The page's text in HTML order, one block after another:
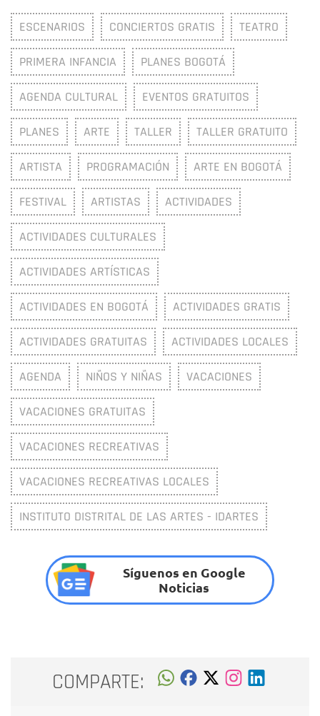
ESCENARIOS CONCIERTOS GRATIS TEATRO
PRIMERA INFANCIA PLANES BOGOTÁ
AGENDA CULTURAL EVENTOS GRATUITOS
PLANES ARTE TALLER TALLER GRATUITO
ARTISTA PROGRAMACIÓN ARTE EN BOGOTÁ
FESTIVAL ARTISTAS ACTIVIDADES
ACTIVIDADES CULTURALES
ACTIVIDADES ARTÍSTICAS
ACTIVIDADES EN BOGOTÁ ACTIVIDADES GRATIS
ACTIVIDADES GRATUITAS ACTIVIDADES LOCALES
AGENDA NIÑOS Y NIÑAS VACACIONES
VACACIONES GRATUITAS
VACACIONES RECREATIVAS
VACACIONES RECREATIVAS LOCALES
INSTITUTO DISTRITAL DE LAS ARTES - IDARTES
Síguenos en Google
Noticias
COMPARTE: